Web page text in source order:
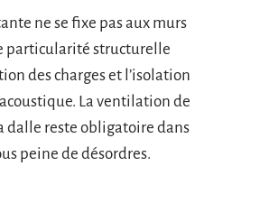
ne se fixe pas aux murs
particularité structurelle
des charges et l’isolation
La ventilation de
dalle reste obligatoire dans
peine de désordres.